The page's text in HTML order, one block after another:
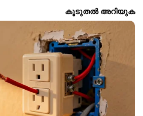
നിന്ന്
പൊട്ടിച്ച്